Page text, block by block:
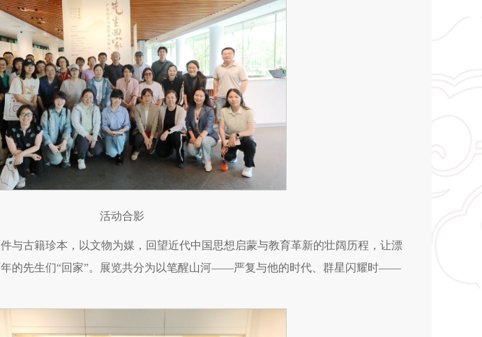
活动合影
与古籍珍本，以文物为媒，回望近代中国思想启蒙与教育革新的壮阔历程，让漂
的先生们“回家”。展览共分为以笔醒山河——严复与他的时代、群星闪耀时——